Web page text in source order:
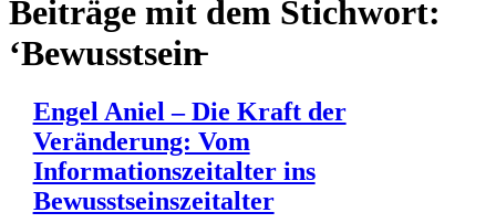
Beiträge mit dem Stichwort:
‘Bewusstsein̵
Engel Aniel – Die Kraft der
Veränderung: Vom
Informationszeitalter ins
Bewusstseinszeitalter